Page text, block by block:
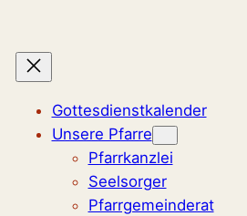
Gottesdienstkalender
Unsere Pfarre
Pfarrkanzlei
Seelsorger
Pfarrgemeinderat